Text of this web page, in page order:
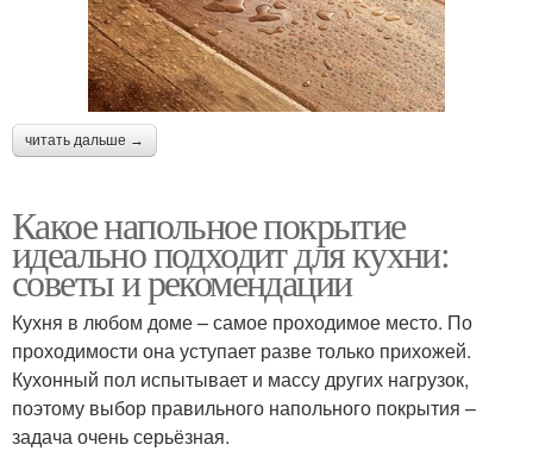
читать дальше →
Какое напольное покрытие
идеально подходит для кухни:
советы и рекомендации
Кухня в любом доме – самое проходимое место. По
проходимости она уступает разве только прихожей.
Кухонный пол испытывает и массу других нагрузок,
поэтому выбор правильного напольного покрытия –
задача очень серьёзная.